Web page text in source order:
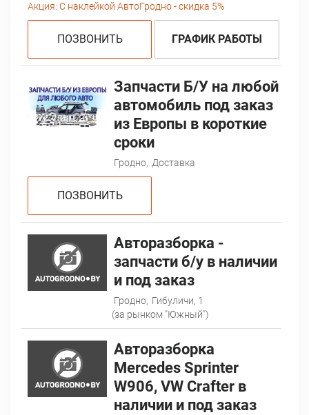
Акция: С наклейкой АвтоГродно - скидка 5%
ПОЗВОНИТЬ ГРАФИК РАБОТЫ
Запчасти Б/У на любой
автомобиль под заказ
из Европы в короткие
сроки
Гродно, Доставка
ПОЗВОНИТЬ
Авторазборка -
запчасти б/у в наличии
и под заказ
Гродно, Гибуличи, 1
(за рынком "Южный")
Авторазборка
Mercedes Sprinter
W906, VW Crafter в
наличии и под заказ